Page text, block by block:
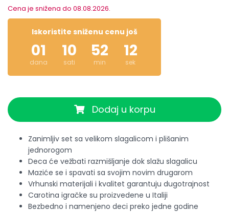
Cena je snižena do 08.08.2026.
Iskoristite sniženu cenu još
01
dana
10
sati
52
min
12
sek
Dodaj u korpu
Zanimljiv set sa velikom slagalicom i plišanim
jednorogom
Deca će vežbati razmišljanje dok slažu slagalicu
Maziće se i spavati sa svojim novim drugarom
Vrhunski materijali i kvalitet garantuju dugotrajnost
Carotina igračke su proizvedene u Italiji
Bezbedno i namenjeno deci preko jedne godine